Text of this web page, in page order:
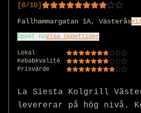
[8/10]
Fallhammargatan 1A, Västerås
Öppet nuVisa öppettider
Lokal
Kebabkvalité
Prisvärde
La Siesta Kolgrill
levererar på hög nivå.